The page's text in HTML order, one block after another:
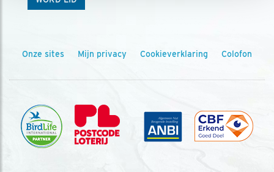
Onze sites Mijn privacy Cookieverklaring Colofon